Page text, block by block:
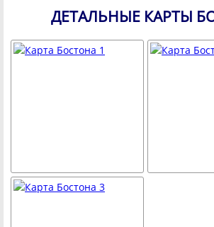
ДЕТАЛЬНЫЕ КАРТЫ